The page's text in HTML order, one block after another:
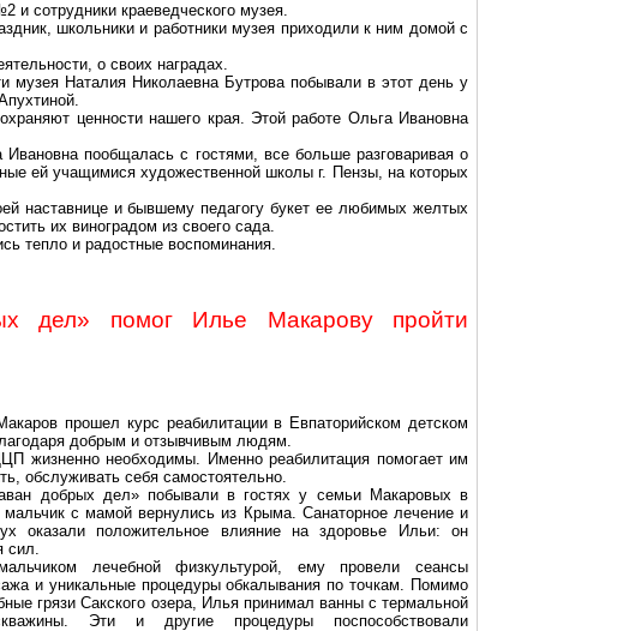
сотрудники краеведческого музея.
школьники и работники музея приходили к ним домой с
о своих наградах.
музея Наталия Николаевна Бутрова побывали в этот день у
ценности нашего края. Этой работе Ольга Ивановна
пообщалась с гостями, все больше разговаривая о
ей учащимися художественной школы г. Пензы, на которых
наставнице и бывшему педагогу букет ее любимых желтых
их виноградом из своего сада.
тепло и радостные воспоминания.
дел» помог Илье Макарову пройти
прошел курс реабилитации в Евпаторийском детском
добрым и отзывчивым людям.
жизненно необходимы. Именно реабилитация помогает им
обслуживать себя самостоятельно.
добрых дел» побывали в гостях у семьи Макаровых в
мальчик с мамой вернулись из Крыма. Санаторное лечение и
оказали положительное влияние на здоровье Ильи: он
сил.
лечебной физкультурой, ему провели сеансы
и уникальные процедуры обкалывания по точкам. Помимо
грязи Сакского озера, Илья принимал ванны с термальной
Эти и другие процедуры поспособствовали